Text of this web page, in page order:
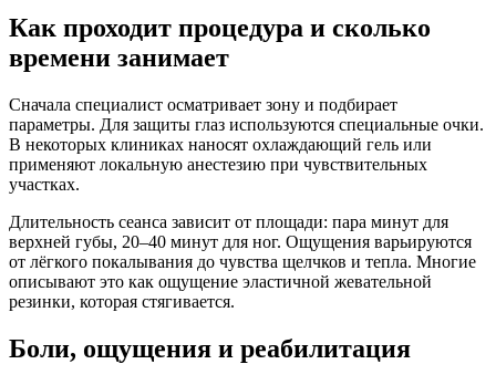
Как проходит процедура и сколько
времени занимает
Сначала специалист осматривает зону и подбирает
параметры. Для защиты глаз используются специальные очки.
В некоторых клиниках наносят охлаждающий гель или
применяют локальную анестезию при чувствительных
участках.
Длительность сеанса зависит от площади: пара минут для
верхней губы, 20–40 минут для ног. Ощущения варьируются
от лёгкого покалывания до чувства щелчков и тепла. Многие
описывают это как ощущение эластичной жевательной
резинки, которая стягивается.
Боли, ощущения и реабилитация